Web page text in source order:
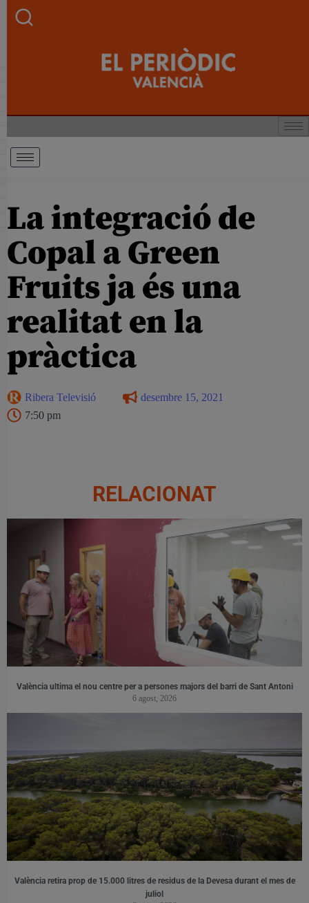
La integració de
Copal a Green
Fruits ja és una
realitat en la
pràctica
Ribera Televisió
desembre 15, 2021
7:50 pm
RELACIONAT
València ultima el nou centre per a persones majors del barri de Sant Antoni
6 agost, 2026
València retira prop de 15.000 litres de residus de la Devesa durant el mes de
juliol